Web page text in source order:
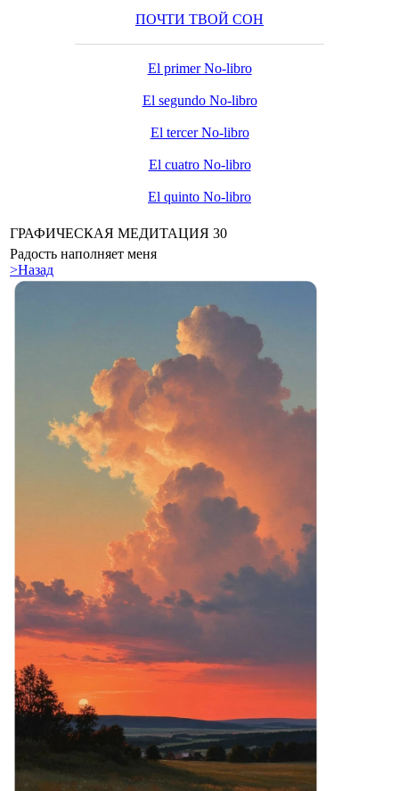
ПОЧТИ ТВОЙ СОН
El primer No-libro
El segundo No-libro
El tercer No-libro
El cuatro No-libro
El quinto No-libro
ГРАФИЧЕСКАЯ МЕДИТАЦИЯ 30
Радость наполняет меня
>Назад